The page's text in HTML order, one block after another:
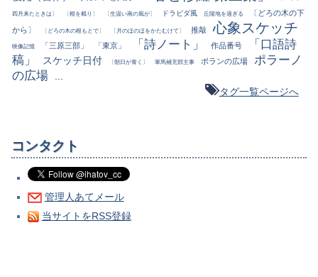
四月来たときは〕 〔根を截り〕 〔生温い南の風が〕 ドラビダ風 丘陵地を過ぎる
〔どろの木の下
から〕
〔どろの木の根もとで〕 〔月のほのほをかたむけて〕 推敲 心象スケッチ
映像記憶 「三原三部」 「東京」 「詩ノート」 作品番号
「口語詩
稿」
スケッチ日付 〔朝日が青く〕 軍馬補充部主事 ポランの広場
ポラーノ
の広場
タグ一覧ページへ
コンタクト
管理人あてメール
当サイトをRSS登録